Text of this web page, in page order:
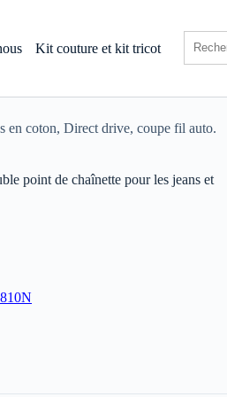
Kit couture et kit tricot
en coton, Direct drive, coupe fil auto.
point de chaînette pour les jeans et